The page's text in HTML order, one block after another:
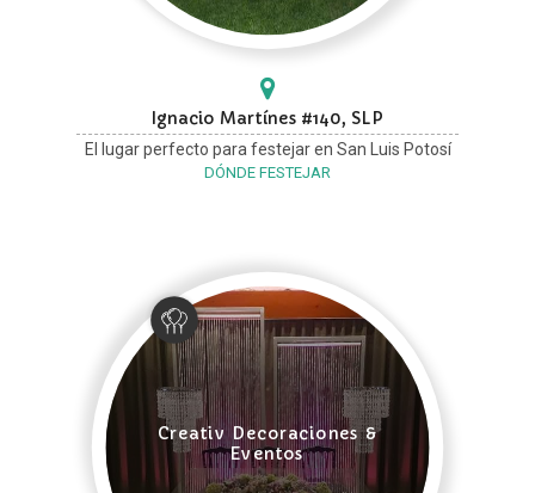
Ignacio Martínes #140, SLP
El lugar perfecto para festejar en San Luis Potosí
DÓNDE FESTEJAR
Creativ Decoraciones &
Eventos